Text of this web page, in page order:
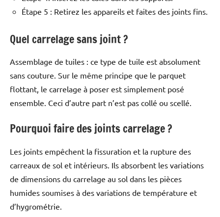
Étape 5 : Retirez les appareils et faites des joints fins.
Quel carrelage sans joint ?
Assemblage de tuiles : ce type de tuile est absolument
sans couture. Sur le même principe que le parquet
flottant, le carrelage à poser est simplement posé
ensemble. Ceci d’autre part n’est pas collé ou scellé.
Pourquoi faire des joints carrelage ?
Les joints empêchent la fissuration et la rupture des
carreaux de sol et intérieurs. Ils absorbent les variations
de dimensions du carrelage au sol dans les pièces
humides soumises à des variations de température et
d’hygrométrie.